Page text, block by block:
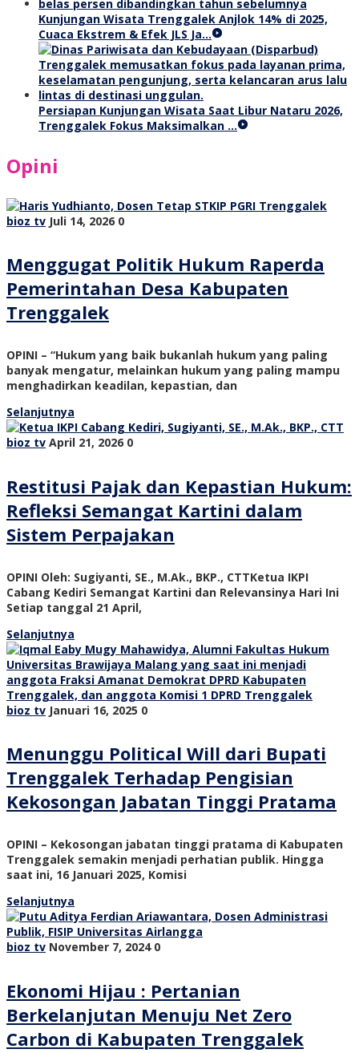
Kunjungan Wisata Trenggalek Anjlok 14% di 2025,
Cuaca Ekstrem & Efek JLS Ja…
Persiapan Kunjungan Wisata Saat Libur Nataru 2026,
Trenggalek Fokus Maksimalkan …
Opini
bioz tv Juli 14, 2026 0
Menggugat Politik Hukum Raperda
Pemerintahan Desa Kabupaten
Trenggalek
OPINI – “Hukum yang baik bukanlah hukum yang paling
banyak mengatur, melainkan hukum yang paling mampu
menghadirkan keadilan, kepastian, dan
Selanjutnya
bioz tv April 21, 2026 0
Restitusi Pajak dan Kepastian Hukum:
Refleksi Semangat Kartini dalam
Sistem Perpajakan
OPINI Oleh: Sugiyanti, SE., M.Ak., BKP., CTTKetua IKPI
Cabang Kediri Semangat Kartini dan Relevansinya Hari Ini
Setiap tanggal 21 April,
Selanjutnya
bioz tv Januari 16, 2025 0
Menunggu Political Will dari Bupati
Trenggalek Terhadap Pengisian
Kekosongan Jabatan Tinggi Pratama
OPINI – Kekosongan jabatan tinggi pratama di Kabupaten
Trenggalek semakin menjadi perhatian publik. Hingga
saat ini, 16 Januari 2025, Komisi
Selanjutnya
bioz tv November 7, 2024 0
Ekonomi Hijau : Pertanian
Berkelanjutan Menuju Net Zero
Carbon di Kabupaten Trenggalek